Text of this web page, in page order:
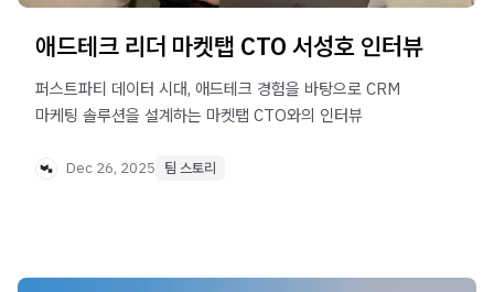
애드테크 리더 마켓탭 CTO 서성호 인터뷰
퍼스트파티 데이터 시대, 애드테크 경험을 바탕으로 CRM
마케팅 솔루션을 설계하는 마켓탭 CTO와의 인터뷰
Dec 26, 2025 팀 스토리